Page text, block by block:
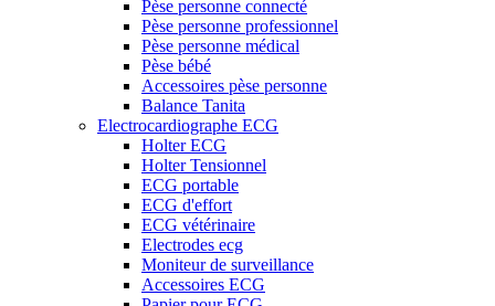
Pèse personne connecté
Pèse personne professionnel
Pèse personne médical
Pèse bébé
Accessoires pèse personne
Balance Tanita
Electrocardiographe ECG
Holter ECG
Holter Tensionnel
ECG portable
ECG d'effort
ECG vétérinaire
Electrodes ecg
Moniteur de surveillance
Accessoires ECG